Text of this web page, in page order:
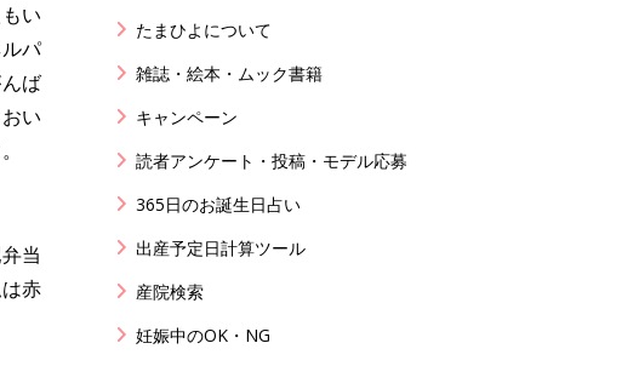
い
パ
ば
い
当
赤
たまひよについて
雑誌・絵本・ムック書籍
キャンペーン
読者アンケート・投稿・モデル応募
365日のお誕生日占い
出産予定日計算ツール
産院検索
妊娠中のOK・NG